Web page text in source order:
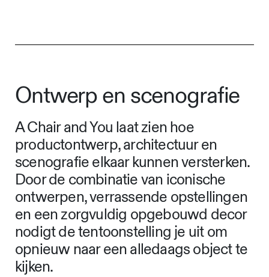
Ontwerp en scenografie
A Chair and You laat zien hoe
productontwerp, architectuur en
scenografie elkaar kunnen versterken.
Door de combinatie van iconische
ontwerpen, verrassende opstellingen
en een zorgvuldig opgebouwd decor
nodigt de tentoonstelling je uit om
opnieuw naar een alledaags object te
kijken.